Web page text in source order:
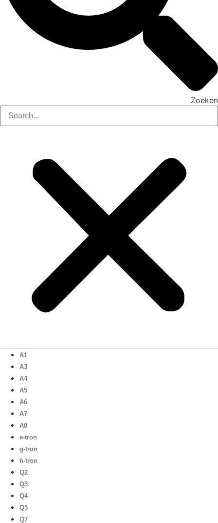
Zoeken
A1
A3
A4
A5
A6
A7
A8
e-tron
g-tron
h-tron
Q2
Q3
Q4
Q5
Q7